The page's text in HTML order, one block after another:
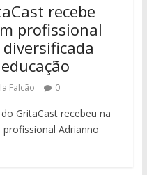
recebe
profissional
Falcão 0
GritaCast recebeu na
Adrianno